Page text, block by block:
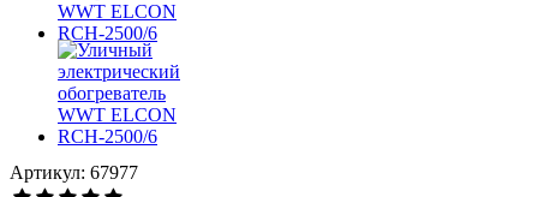
Артикул: 67977